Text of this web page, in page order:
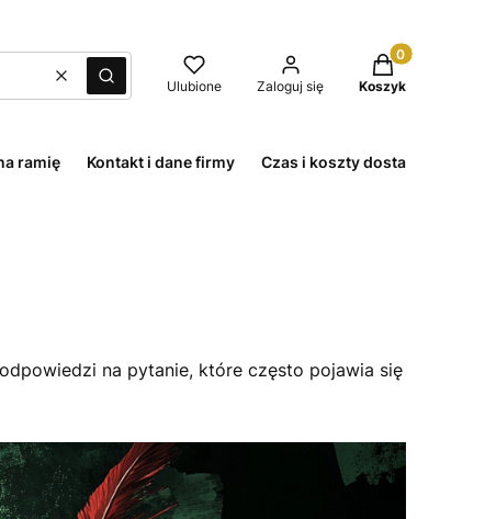
WyczyśćSzukaj Ulubione Zaloguj się
Produkty w
Koszyk
ramię Kontakt i dane firmy Czas i koszty dostawy
na pytanie, które często pojawia się